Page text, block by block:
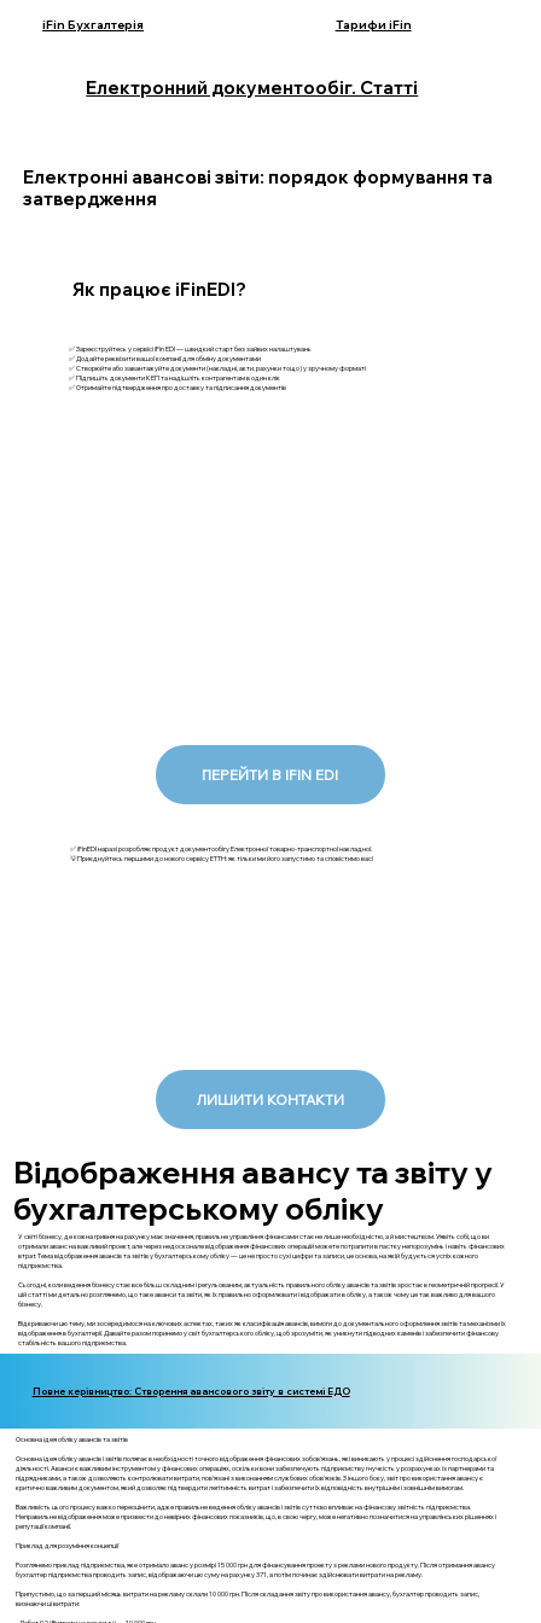
iFin Бухгалтерія Тарифи iFin
Електронний документообіг. Статті
Електронні авансові звіти: порядок формування та
затвердження
✅ Зареєструйтесь у сервісі iFin EDI — швидкий старт без зайвих налаштувань
✅ Додайте реквізити вашої компанії для обміну документами
✅ Створюйте або завантажуйте документи (накладні, акти, рахунки тощо) у зручному форматі
✅ Підпишіть документи КЕП та надішліть контрагентам в один клік
✅ Отримайте підтвердження про доставку та підписання документів
Як працює iFinEDI?
ПЕРЕЙТИ В IFIN EDI
✅ iFinEDI наразі розробляє продукт документообігу Електронної товарно-транспортної накладної.
💡Приєднуйтесь першими до нового сервісу ЕТТН: як тільки ми його запустимо та сповістимо вас!
ЛИШИТИ КОНТАКТИ
Відображення авансу та звіту у
бухгалтерському обліку
У світі бізнесу, де кожна гривня на рахунку має значення, правильне управління фінансами стає не лише необхідністю, а й мистецтвом. Уявіть собі, що ви
отримали аванс на важливий проект, але через недосконале відображення фінансових операцій можете потрапити в пастку непорозумінь і навіть фінансових
втрат. Тема відображення авансів та звітів у бухгалтерському обліку — це не просто сухі цифри та записи, це основа, на якій будується успіх кожного
підприємства.
Сьогодні, коли ведення бізнесу стає все більш складним і регульованим, актуальність правильного обліку авансів та звітів зростає в геометричній прогресії. У
цій статті ми детально розглянемо, що таке аванси та звіти, як їх правильно оформлювати і відображати в обліку, а також чому це так важливо для вашого
бізнесу.
Відкриваючи цю тему, ми зосередимося на ключових аспектах, таких як класифікація авансів, вимоги до документального оформлення звітів та механізми їх
відображення в бухгалтерії. Давайте разом поринемо у світ бухгалтерського обліку, щоб зрозуміти, як уникнути підводних каменів і забезпечити фінансову
стабільність вашого підприємства.
Повне керівництво: Створення авансового звіту в системі ЕДО
Основна ідея обліку авансів та звітів
Основна ідея обліку авансів і звітів полягає в необхідності точного відображення фінансових зобов'язань, які виникають у процесі здійснення господарської
діяльності. Аванси є важливим інструментом у фінансових операціях, оскільки вони забезпечують підприємству гнучкість у розрахунках із партнерами та
підрядниками, а також дозволяють контролювати витрати, пов'язані з виконанням службових обов'язків. З іншого боку, звіт про використання авансу є
критично важливим документом, який дозволяє підтвердити легітимність витрат і забезпечити їх відповідність внутрішнім і зовнішнім вимогам.
Важливість цього процесу важко переоцінити, адже правильне ведення обліку авансів і звітів суттєво впливає на фінансову звітність підприємства.
Неправильне відображення може призвести до невірних фінансових показників, що, в свою чергу, може негативно позначитися на управлінських рішеннях і
репутації компанії.
Приклад для розуміння концепції
Розглянемо приклад підприємства, яке отримало аванс у розмірі 15 000 грн для фінансування проекту з реклами нового продукту. Після отримання авансу
бухгалтер підприємства проводить запис, відображаючи цю суму на рахунку 371, а потім починає здійснювати витрати на рекламу.
Припустимо, що за перший місяць витрати на рекламу склали 10 000 грн. Після складання звіту про використання авансу, бухгалтер проводить запис,
визнаючи ці витрати: